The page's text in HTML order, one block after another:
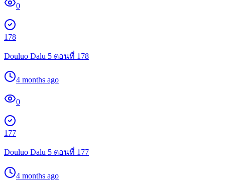
0
178
Douluo Dalu 5 ตอนที่ 178
4 months ago
0
177
Douluo Dalu 5 ตอนที่ 177
4 months ago